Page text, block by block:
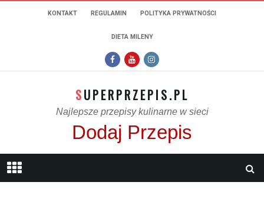
KONTAKT REGULAMIN POLITYKA PRYWATNOŚCI
DIETA MILENY
SUPERPRZEPIS.PL
Najlepsze przepisy kulinarne w sieci
Dodaj Przepis